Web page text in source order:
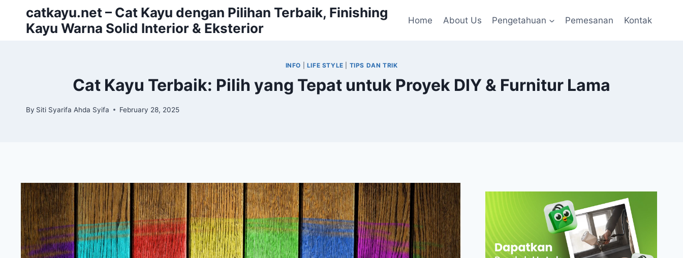
content
catkayu.net – Cat Kayu dengan Pilihan Terbaik, Finishing
Kayu Warna Solid Interior & Eksterior
Home About Us Pengetahuan Pemesanan Kontak
INFO LIFE STYLE TIPS DAN TRIK
Cat Kayu Terbaik: Pilih yang Tepat untuk Proyek DIY & Furnitur Lama
By Siti Syarifa Ahda Syifa February 28, 2025